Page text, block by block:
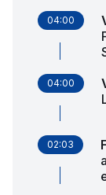
04:00
04:00
02:03